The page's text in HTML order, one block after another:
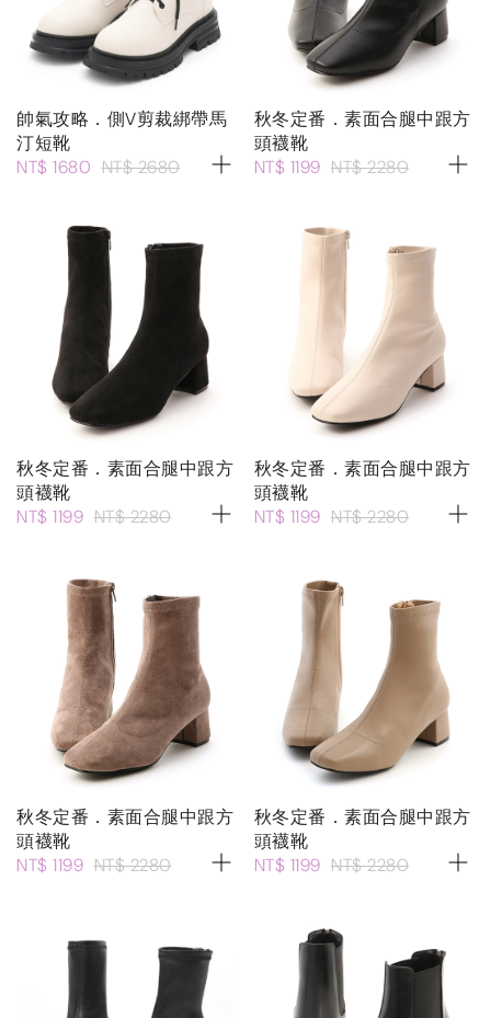
帥氣攻略．側V剪裁綁帶馬
汀短靴
NT$ 1680 NT$ 2680
秋冬定番．素面合腿中跟方
頭襪靴
NT$ 1199 NT$ 2280
秋冬定番．素面合腿中跟方
頭襪靴
NT$ 1199 NT$ 2280
秋冬定番．素面合腿中跟方
頭襪靴
NT$ 1199 NT$ 2280
秋冬定番．素面合腿中跟方
頭襪靴
NT$ 1199 NT$ 2280
秋冬定番．素面合腿中跟方
頭襪靴
NT$ 1199 NT$ 2280